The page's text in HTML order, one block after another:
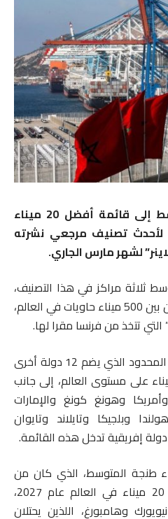
إنضم ميناء طنجة المتوسط إلى قائمة أفضل 20 ميناء
لأحدث تصنيف مرجعي نشرته
لشهر مارس الجاري.
ثلاثة مراكز في هذا التصنيف،
ليحتل الآن المركز 19 عالميا من بين 500 ميناء حاويات في العالم،
تتخذ من فرنسا مقرا لها.
وبذلك، تدخل المملكة النادي المحدود الذي يضم 12 دولة أخرى
في قائمة أفضل 20 ميناء على مستوى العالم، إلى جانب
وهونغ كونغ والإمارات
وبلجيكا وتايلاند وتايوان
إفريقية تدخل هذه القائمة.
تجاوز ميناء طنجة المتوسط، الذي كان من
المقرر دخوله تصنيف أفضل 20 ميناء في العالم عام 2027،
وهامبورغ، اللذين يحتلان